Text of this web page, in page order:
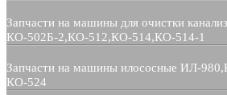
Запчасти на машины для очистки
КО-502Б-2,КО-512,КО-514,КО-514-1
Запчасти на машины илососные ИЛ-
КО-524